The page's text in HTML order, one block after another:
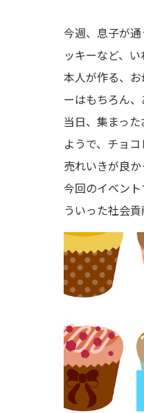
今週、息子が
ッキーなど、
本人が作る、
ーはもちろん
当日、集まっ
ようで、チョ
売れいきが良か
今回のイベン
ういった社会